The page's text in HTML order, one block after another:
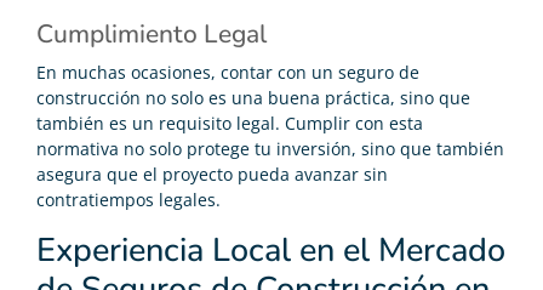
Cumplimiento Legal
En muchas ocasiones, contar con un seguro de
construcción no solo es una buena práctica, sino que
también es un requisito legal. Cumplir con esta
normativa no solo protege tu inversión, sino que también
asegura que el proyecto pueda avanzar sin
contratiempos legales.
Experiencia Local en el Mercado